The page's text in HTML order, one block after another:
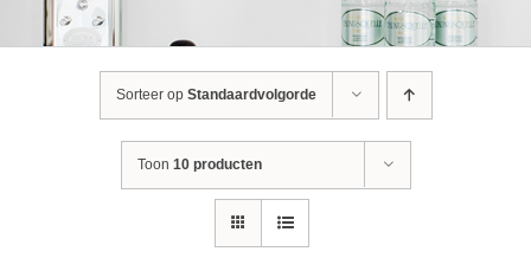
Sorteer op Standaardvolgorde
Toon 10 producten